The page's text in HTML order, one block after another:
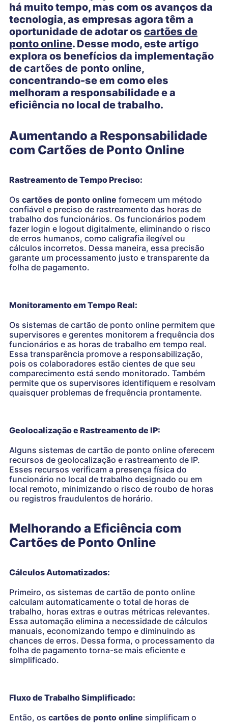
há muito tempo, mas com os avanços da
tecnologia, as empresas agora têm a
oportunidade de adotar os cartões de
ponto online. Desse modo, este artigo
explora os benefícios da implementação
decartões de ponto online,
concentrando-se em como eles
melhoram a responsabilidade e a
eficiência no local de trabalho.
Aumentando a Responsabilidade
com Cartões de Ponto Online
Rastreamento de Tempo Preciso:
Os cartões de ponto online fornecem um método
confiável e preciso de rastreamento das horas de
trabalho dos funcionários. Os funcionários podem
fazer login e logout digitalmente, eliminando o risco
de erros humanos, como caligrafia ilegível ou
cálculos incorretos. Dessa maneira, essa precisão
garante um processamento justo e transparente da
folha de pagamento.
Monitoramento em Tempo Real:
Os sistemas de cartão de ponto online permitem que
supervisores e gerentes monitorem a frequência dos
funcionários e as horas de trabalho em tempo real.
Essa transparência promove a responsabilização,
pois os colaboradores estão cientes de que seu
comparecimento está sendo monitorado. Também
permite que os supervisores identifiquem e resolvam
quaisquer problemas de frequência prontamente.
Geolocalização e Rastreamento de IP:
Alguns sistemas de cartão de ponto online oferecem
recursos de geolocalização e rastreamento de IP.
Esses recursos verificam a presença física do
funcionário no local de trabalho designado ou em
local remoto, minimizando o risco de roubo de horas
ou registros fraudulentos de horário.
Melhorando a Eficiência com
Cartões de Ponto Online
Cálculos Automatizados:
Primeiro, os sistemas de cartão de ponto online
calculam automaticamente o total de horas de
trabalho, horas extras e outras métricas relevantes.
Essa automação elimina a necessidade de cálculos
manuais, economizando tempo e diminuindo as
chances de erros. Dessa forma, o processamento da
folha de pagamento torna-se mais eficiente e
simplificado.
Fluxo de Trabalho Simplificado:
Então, os cartões de ponto online simplificam o